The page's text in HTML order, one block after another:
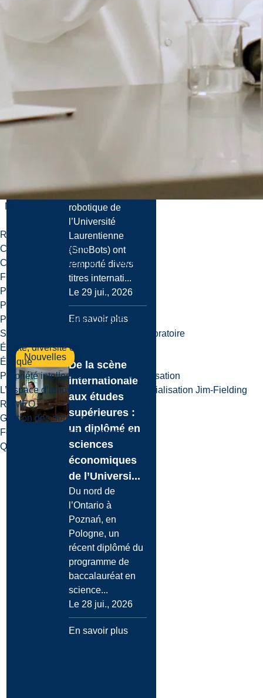
Menu
Recherche
Centres de recherche
Chaires et boursiers de recherche
Financement
Points saillants
Personnel
Plan stratégique de recherche
Soins des animaux et sécurité en laboratoire
Équité, diversité et inclusion
Éthique
Propriété intellectuelle & commercialisation
L’Espace d’innovation et de commercialisation Jim-Fielding
ROMEO
Gestion des données de recherche
Fonds de soutien à la recherche
Qualtrics
En savoir plus
robotique de
Laurentienne
Les Équipes de
robotique de
l’Université
Laurentienne
(SnoBots) ont
remporté divers
titres internati...
Le 29 jui., 2026
En savoir plus
Nouvelles
De la scène
internationale
aux études
supérieures :
un diplômé en
sciences
économiques
de l’Universi...
Du nord de
l’Ontario à
Poznań, en
Pologne, un
récent diplômé du
programme de
baccalauréat en
science...
Le 28 jui., 2026
En savoir plus